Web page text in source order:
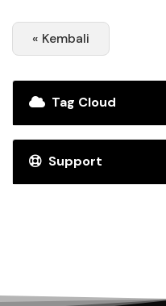
« Kembali
Tag Cloud
Support